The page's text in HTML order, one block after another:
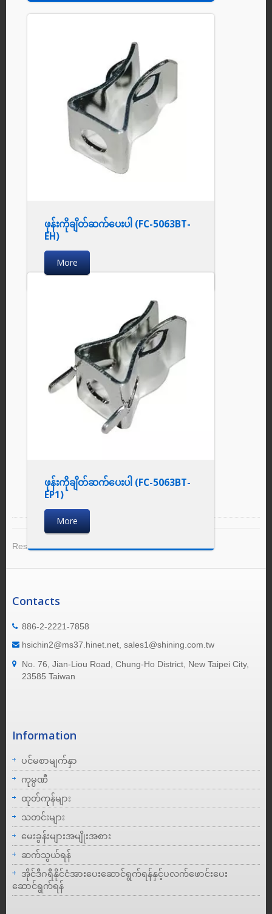
ဖုန်းကိုချိတ်ဆက်ပေးပါ (FC-5063BT-
EH)
More
ဖုန်းကိုချိတ်ဆက်ပေးပါ (FC-5063BT-
EP1)
More
Result 1 - 4 of 4
Contacts
886-2-2221-7858
hsichin2@ms37.hinet.net, sales1@shining.com.tw
No. 76, Jian-Liou Road, Chung-Ho District, New Taipei City,
23585 Taiwan
Information
ပင်မစာမျက်နှာ
ကုမ္ပဏီ
ထုတ်ကုန်များ
သတင်းများ
မေးခွန်းများအမျိုးအစား
ဆက်သွယ်ရန်
အိုင်ဒီဂရီနိုင်ငံအားပေးဆောင်ရွက်ရန်နှင့်ပလက်ဖောင်းပေး
ဆောင်ရွက်ရန်